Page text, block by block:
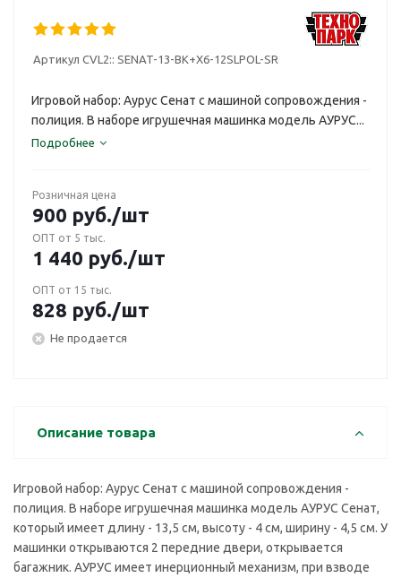
Артикул CVL2:: SENAT-13-BK+X6-12SLPOL-SR
Игровой набор: Аурус Сенат с машиной сопровождения -
полиция. В наборе игрушечная машинка модель АУРУС...
Подробнее
Розничная цена
900 руб./шт
ОПТ от 5 тыс.
1 440 руб./шт
ОПТ от 15 тыс.
828 руб./шт
Не продается
Описание товара
Игровой набор: Аурус Сенат с машиной сопровождения -
полиция. В наборе игрушечная машинка модель АУРУС Сенат,
который имеет длину - 13,5 см, высоту - 4 см, ширину - 4,5 см. У
машинки открываются 2 передние двери, открывается
багажник. АУРУС имеет инерционный механизм, при взводе